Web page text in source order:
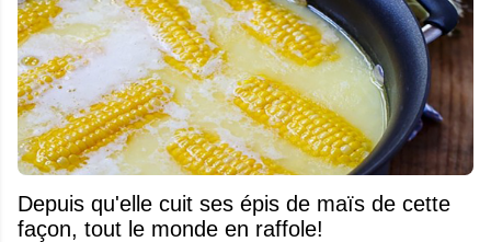
Depuis qu'elle cuit ses épis de maïs de cette
façon, tout le monde en raffole!